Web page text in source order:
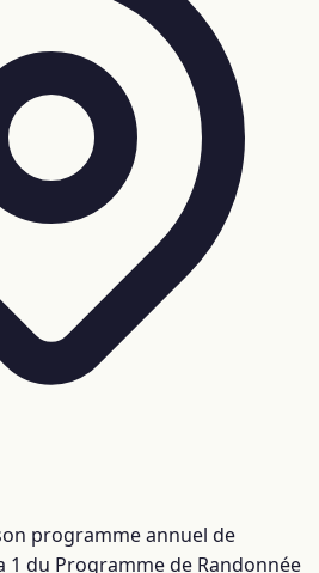
programme annuel de
1 du Programme de Randonnée